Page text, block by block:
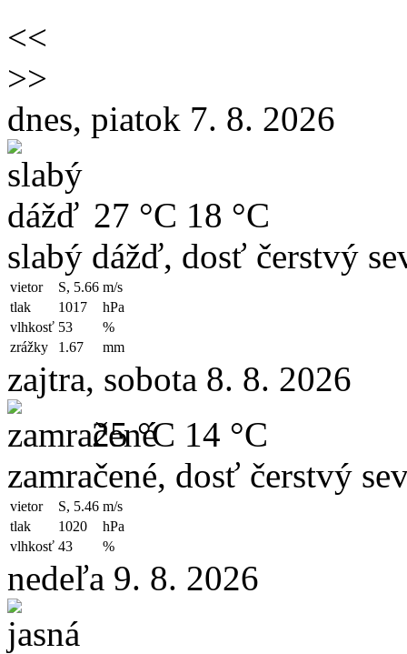
<<
>>
dnes, piatok 7. 8. 2026
27 °C 18 °C
slabý dážď, dosť čerstvý
vietor S, 5.66 m/s
tlak
1017
hPa
vlhkosť 53
%
zrážky
1.67 mm
zajtra, sobota 8. 8. 2026
25 °C 14 °C
zamračené, dosť čerstvý
vietor S, 5.46 m/s
tlak
1020
hPa
vlhkosť 43 %
nedeľa 9. 8. 2026